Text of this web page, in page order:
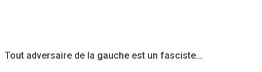
Tout adversaire de la gauche est un fasciste…